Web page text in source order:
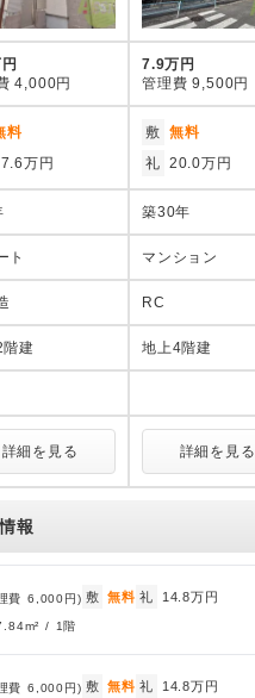
4,000円
7.9万円
管理費 9,500円
料
万円
敷 無料
礼 20.0万円
築30年
ト マンション
RC
階建 地上4階建
詳細を見る 詳細を見る
報
費 6,000円) 敷 無料 礼 14.8万円
/ 1階
費 6,000円 ) 敷 無料 礼 14.8万円